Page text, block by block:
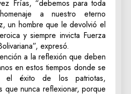
Frías, “debemos para toda
a nuestro eterno
un hombre que le devolvió el
y siempre invicta Fuerza
expresó.
a la reflexión que deben
en estos tiempos donde se
el éxito de los patriotas,
que nunca reflexionar, porque